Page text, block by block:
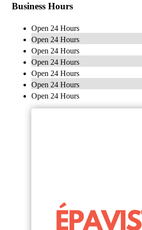
Business Hours
Open 24 Hours
Open 24 Hours
Open 24 Hours
Open 24 Hours
Open 24 Hours
Open 24 Hours
Open 24 Hours